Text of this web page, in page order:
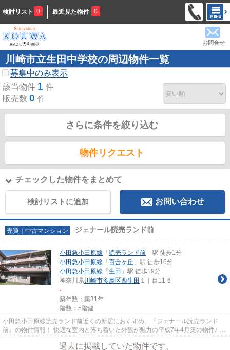
検討リスト 0 最近見た物件 0
お問合せ
川崎市立生田中学校の周辺物件一覧
募集中のみ表示
該当物件 1 件
販売数 0 件
さらに条件を絞り込む
物件リクエスト
チェックした物件をまとめて
検討リストに追加 お問い合わせ
売買｜中古マンション ジェナール読売ランド前
小田急小田原線 「 読売ランド前 」駅 徒歩1分
小田急小田原線 「 百合ヶ丘 」駅 徒歩16分
小田急小田原線 「 生田 」駅 徒歩19分
神奈川県川崎市多摩区西生田 １丁目11-6
-
築年数：築31年
階数：5階建
小田急小田原線読売ランド前近くの新居におすすめ、『ジェナール読売ランド
前』の物件情報！ 快適な室内と落ち着いた外観が魅力の平成7年4月築の物件♪ 駅
過去に掲載していた物件です。